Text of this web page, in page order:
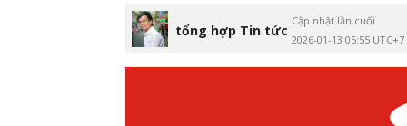
tổng hợp Tin tức
Cập nhật lần cuối
2026-01-13 05:55 UTC+7